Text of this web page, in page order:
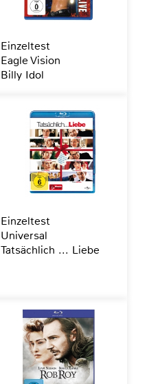
Einzeltest
Eagle Vision
Billy Idol
Einzeltest
Universal
Tatsächlich ... Liebe